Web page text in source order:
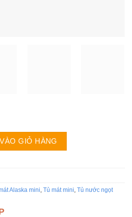
50L số lượng
GIỎ HÀNG
Alaska mini Tủ mát mini Tủ nước ngọt